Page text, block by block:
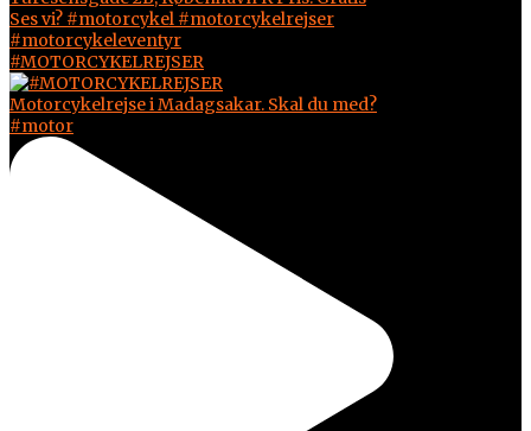
#MOTORCYKELREJSER
Motorcykelrejse i Madagsakar. Skal du med?
#motor